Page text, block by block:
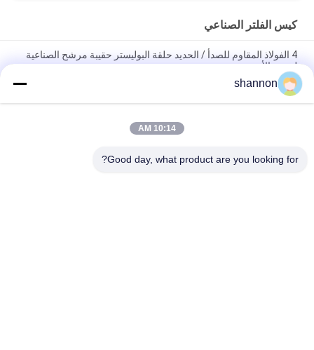
كيس الفلتر الصناعي
4 الفولاذ المقاوم للصدأ / الحديد حلقة البوليستر حقيبة مرشح الصناعية
لمصنع الأسمنت
150 درجة
ورأى ميكرون إبرة أكياس ميكرون تصفية الاكريليك نايلون للغبار /
shannon
10:14 AM
Good day, what product are you looking for?